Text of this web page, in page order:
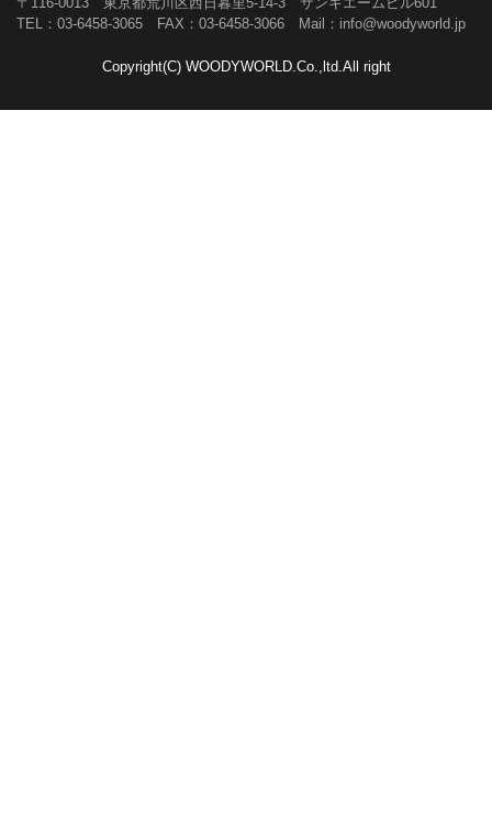
TEL：03-6458-3065 FAX：03-6458-3066 Mail：info@woodyworld.jp
Copyright(C) WOODYWORLD.Co.,ltd.All right